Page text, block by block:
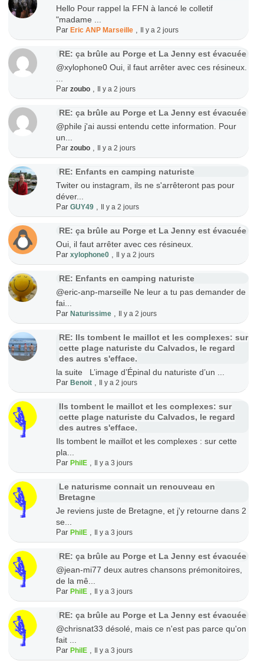
Hello Pour rappel la FFN à lancé le colletif
"madame ...
ParEric ANP Marseille Il y a 2 jours
RE: ça brûle au Porge et La Jenny est évacuée
@xylophone0 Oui, il faut arrêter avec ces résineux.
Parzoubo Il y a 2 jours
RE: ça brûle au Porge et La Jenny est évacuée
@phile j'ai aussi entendu cette information. Pour
un...
Parzoubo Il y a 2 jours
RE: Enfants en camping naturiste
Twiter ou instagram, ils ne s'arrêteront pas pour
déver...
ParGUY49 Il y a 2 jours
RE: ça brûle au Porge et La Jenny est évacuée
Oui, il faut arrêter avec ces résineux.
Parxylophone0 Il y a 2 jours
RE: Enfants en camping naturiste
@eric-anp-marseille Ne leur a tu pas demander de
fai...
ParNaturissime Il y a 2 jours
RE: Ils tombent le maillot et les complexes: sur
cette plage naturiste du Calvados, le regard
des autres s'efface.
la suite L’image d’Épinal du naturiste d’un ...
ParBenoit Il y a 2 jours
Ils tombent le maillot et les complexes: sur
cette plage naturiste du Calvados, le regard
des autres s'efface.
Ils tombent le maillot et les complexes : sur cette
pla...
ParPhilE Il y a 3 jours
Le naturisme connait un renouveau en
Bretagne
Je reviens juste de Bretagne, et j'y retourne dans 2
se...
ParPhilE Il y a 3 jours
RE: ça brûle au Porge et La Jenny est évacuée
@jean-mi77 deux autres chansons prémonitoires,
de la mê...
ParPhilE Il y a 3 jours
RE: ça brûle au Porge et La Jenny est évacuée
@chrisnat33 désolé, mais ce n'est pas parce qu'on
fait ...
ParPhilE Il y a 3 jours